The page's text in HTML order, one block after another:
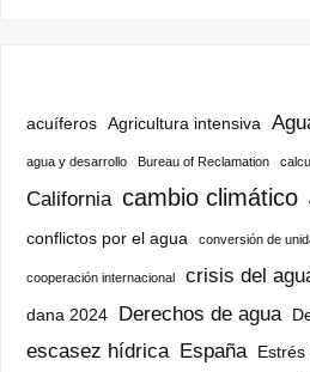
acuíferos Agricultura intensiva
agua y desarrollo Bureau of Reclamation
California cambio climático
conflictos por el agua conversión de
cooperación internacional crisis del
dana 2024 Derechos de agua
escasez hídrica España